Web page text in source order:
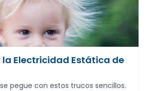
Electricidad Estática de
pegue con estos trucos sencillos.